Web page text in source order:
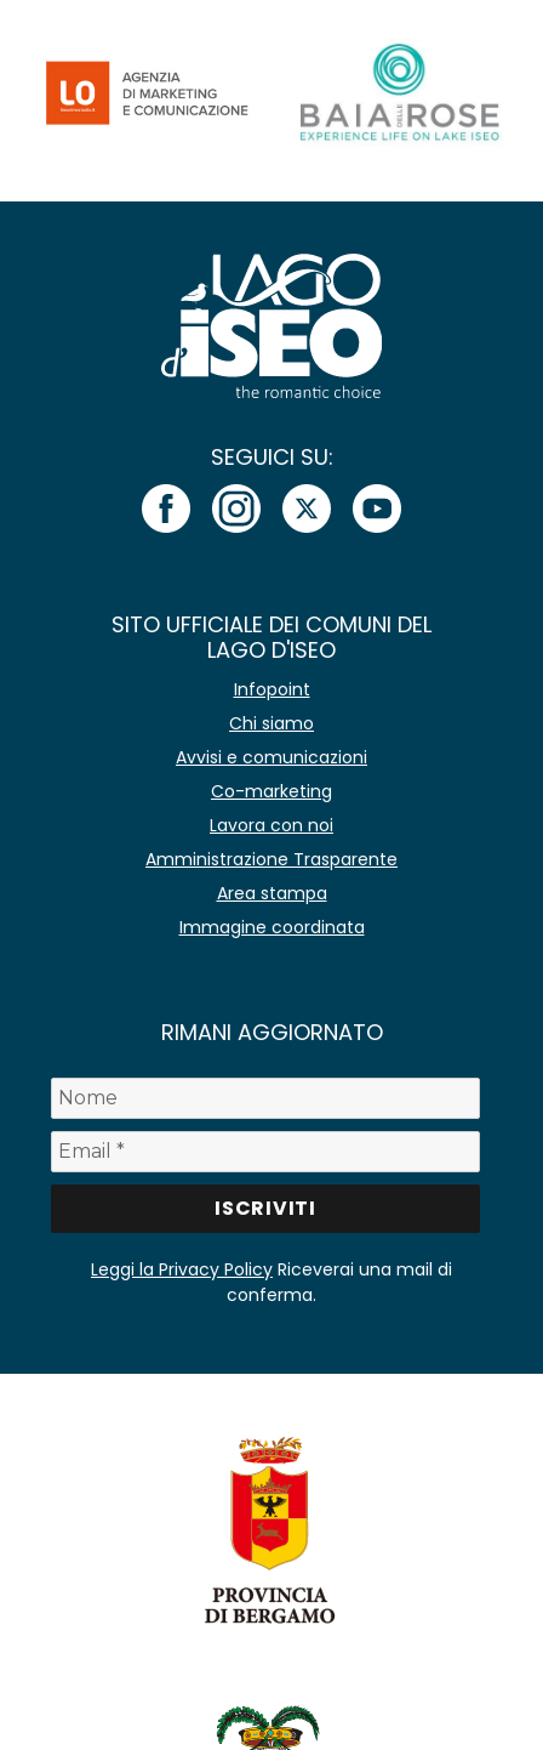
SEGUICI SU:
SITO UFFICIALE DEI COMUNI DEL
LAGO D'ISEO
Infopoint
Chi siamo
Avvisi e comunicazioni
Co-marketing
Lavora con noi
Amministrazione Trasparente
Area stampa
Immagine coordinata
RIMANI AGGIORNATO
Leggi la Privacy Policy Riceverai una mail di
conferma.